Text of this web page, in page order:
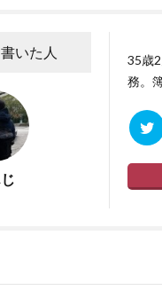
いた人
35歳
務。